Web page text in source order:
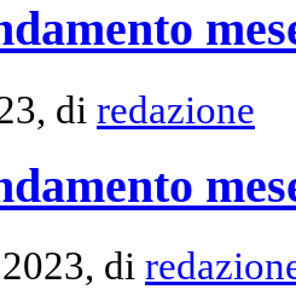
di redazione
di